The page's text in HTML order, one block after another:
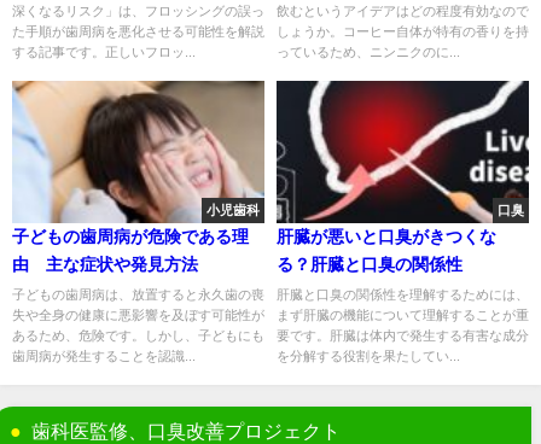
深くなるリスク」は、フロッシングの誤っ
た手順が歯周病を悪化させる可能性を解説
する記事です。正しいフロッ...
飲むというアイデアはどの程度有効なので
しょうか。コーヒー自体が特有の香りを持
っているため、ニンニクのに...
小児歯科
子どもの歯周病が危険である理
由 主な症状や発見方法
子どもの歯周病は、放置すると永久歯の喪
失や全身の健康に悪影響を及ぼす可能性が
あるため、危険です。しかし、子どもにも
歯周病が発生することを認識...
口臭
肝臓が悪いと口臭がきつくな
る？肝臓と口臭の関係性
肝臓と口臭の関係性を理解するためには、
まず肝臓の機能について理解することが重
要です。肝臓は体内で発生する有害な成分
を分解する役割を果たしてい...
歯科医監修、口臭改善プロジェクト